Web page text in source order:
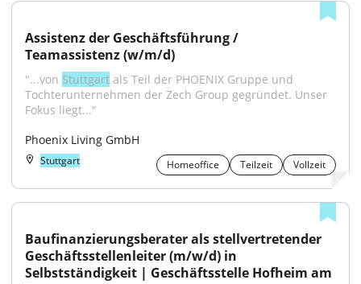
Assistenz der Geschäftsführung /
Teamassistenz (w/m/d)
"...von Stuttgart als Teil der PHOENIX Gruppe und
Tochterunternehmen der Zech Group gegründet. Unser
Fokus liegt..."
Phoenix Living GmbH
Stuttgart Homeoffice Teilzeit Vollzeit
Baufinanzierungsberater als stellvertretender
Geschäftsstellenleiter (m/w/d) in
Selbstständigkeit | Geschäftsstelle Hofheim am